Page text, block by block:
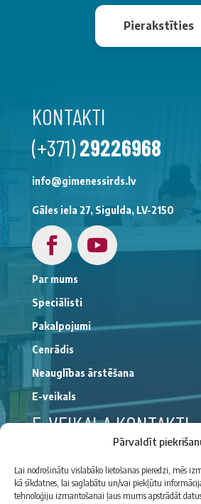
Pārvaldīt
Lai nodrošinātu vislabāko lietošanas pieredzi, mēs
kā sīkdatnes, lai saglabātu un/vai piekļūtu
tehnoloģiju izmantošanai ļaus mums apstrādāt
Pierakstīties
KONTAKTI
(+371)29226968
info@gimenessirds.lv
Gāles iela 27, Sigulda, LV-2150
Par mums
Speciālisti
Pakalpojumi
Cenrādis
Neauglības ārstēšana
E-veikals
E-VEIKALA KONTAKTI
29176194
gimenessirdsveikals@gmail.com